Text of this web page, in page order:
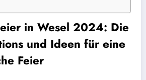
in Wesel 2024: Die
und Ideen für eine
Feier